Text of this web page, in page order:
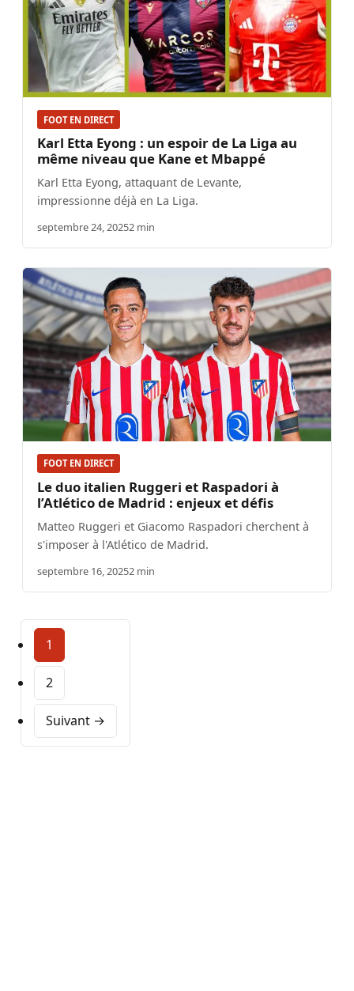
FOOT EN DIRECT
Karl Etta Eyong : un espoir de La Liga au
même niveau que Kane et Mbappé
Karl Etta Eyong, attaquant de Levante,
impressionne déjà en La Liga.
septembre 24, 20252 min
FOOT EN DIRECT
Le duo italien Ruggeri et Raspadori à
l’Atlético de Madrid : enjeux et défis
Matteo Ruggeri et Giacomo Raspadori cherchent à
s'imposer à l'Atlético de Madrid.
septembre 16, 20252 min
1
2
Suivant →